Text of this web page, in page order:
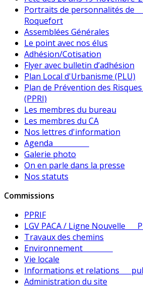
Portraits de personnalités de
Roquefort
Assemblées Générales
Le point avec nos élus
Adhésion/Cotisation
Flyer avec bulletin d’adhésion
Plan Local d'Urbanisme (PLU)
Plan de Prévention des
(PPRI)
Les membres du bureau
Les membres du CA
Nos lettres d'information
Agenda
Galerie photo
On en parle dans la presse
Nos statuts
Commissions
PPRIF
LGV PACA / Ligne Nouvelle
Travaux des chemins
Environnement
Vie locale
Informations et relations
Administration du site